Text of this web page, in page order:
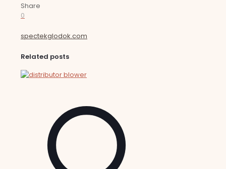
Share
0
spectekglodok.com
Related posts